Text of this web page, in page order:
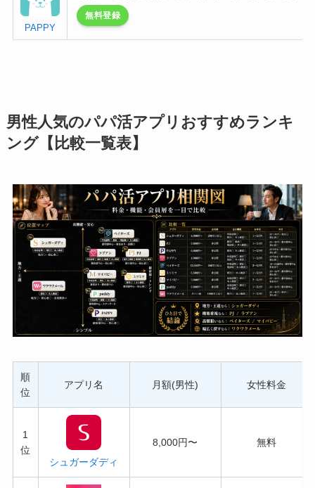
PAPPY
無料登録
男性人気のパパ活アプリおすすめランキ
ング【比較一覧表】
順
位
アプリ名 月額(男性) 女性料金
1
位
シュガーダディ
8,000円〜 無料